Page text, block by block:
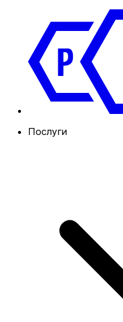
Послуги